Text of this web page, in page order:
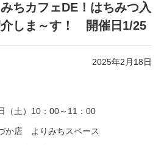
ちカフェDE！はちみつ入
介しま～す！ 開催日1/25
2025年2月18日
土）10：00～11：00
店 よりみちスペース